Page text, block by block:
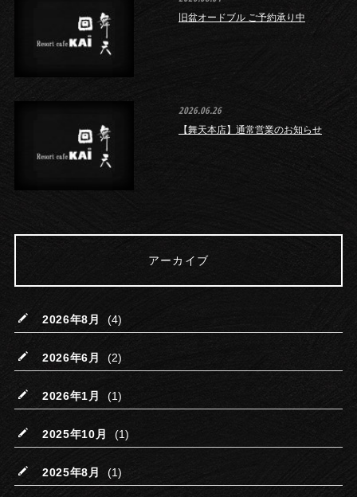
旧盆オードブル ご予約承り中
2026.06.26
【舞天本店】通常営業のお知らせ
アーカイブ
2026年8月 (4)
2026年6月 (2)
2026年1月 (1)
2025年10月 (1)
2025年8月 (1)